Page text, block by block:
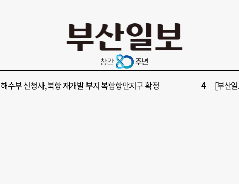
[속보] 제13호 태풍 돌핀 경로, 내주 중국 상륙…'불가마 더위' 언제까지 "아들
해수부 신청사, 북항 재개발 부지 복합항만지구 확정 [부산
'구포시장 가이드' 자처한 한동훈…'구포데이'로 북구 알리기 총력 6 [부산